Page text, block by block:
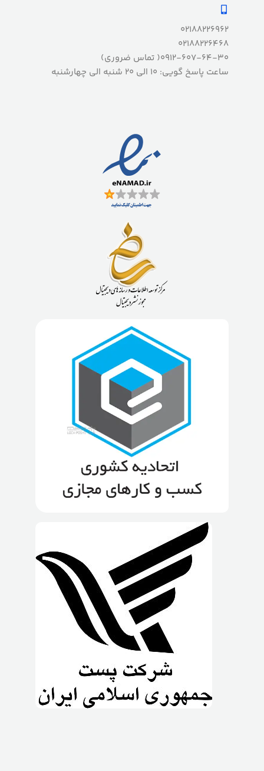
02188226962
02188226468
0912-607-64-30( تماس ضروری)
ساعت پاسخ گویی: 10 الی 20 شنبه الی چهارشنبه